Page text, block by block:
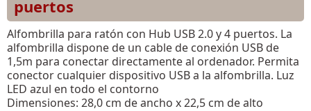
puertos
Alfombrilla para ratón con Hub USB 2.0 y 4 puertos. La
alfombrilla dispone de un cable de conexión USB de
1,5m para conectar directamente al ordenador. Permita
conector cualquier dispositivo USB a la alfombrilla. Luz
LED azul en todo el contorno
Dimensiones: 28,0 cm de ancho x 22,5 cm de alto